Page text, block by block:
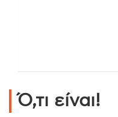
Ό,τι είναι!